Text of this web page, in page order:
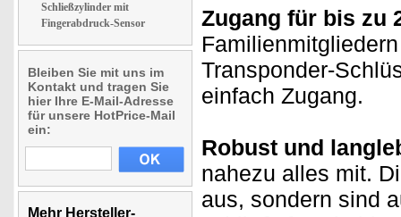
Schließzylinder mit
Fingerabdruck-Sensor
Bleiben Sie mit uns im
Kontakt und tragen Sie
hier Ihre E-Mail-Adresse
für unsere HotPrice-Mail
ein:
Mehr Hersteller-
Zugang für bis zu
Transponder-
einfach Zugang.
Robust und
nahezu alles mit.
aus, sondern sind